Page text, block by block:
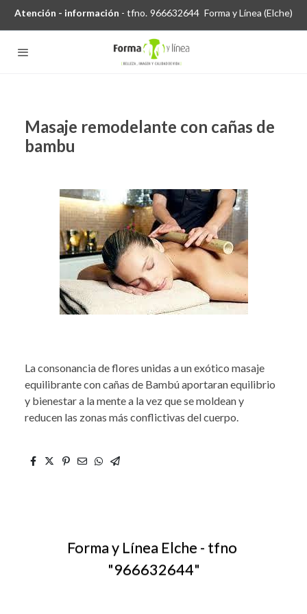
Atención - información - tfno. 966632644 Forma y Línea (Elche)
Masaje remodelante con cañas de
bambu
La consonancia de flores unidas a un exótico masaje
equilibrante con cañas de Bambú aportaran equilibrio
y bienestar a la mente a la vez que se moldean y
reducen las zonas más conflictivas del cuerpo.
Forma y Línea Elche - tfno
"966632644"